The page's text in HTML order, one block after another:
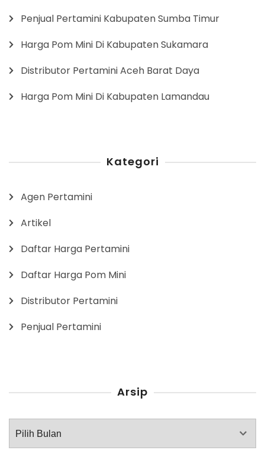
Penjual Pertamini Kabupaten Sumba Timur
Harga Pom Mini Di Kabupaten Sukamara
Distributor Pertamini Aceh Barat Daya
Harga Pom Mini Di Kabupaten Lamandau
Kategori
Agen Pertamini
Artikel
Daftar Harga Pertamini
Daftar Harga Pom Mini
Distributor Pertamini
Penjual Pertamini
Arsip
Arsip